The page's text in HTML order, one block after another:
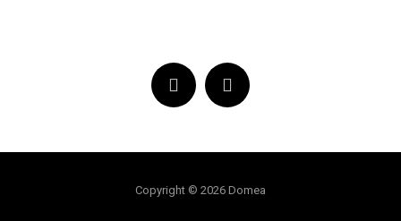
Copyright © 2026 Domea